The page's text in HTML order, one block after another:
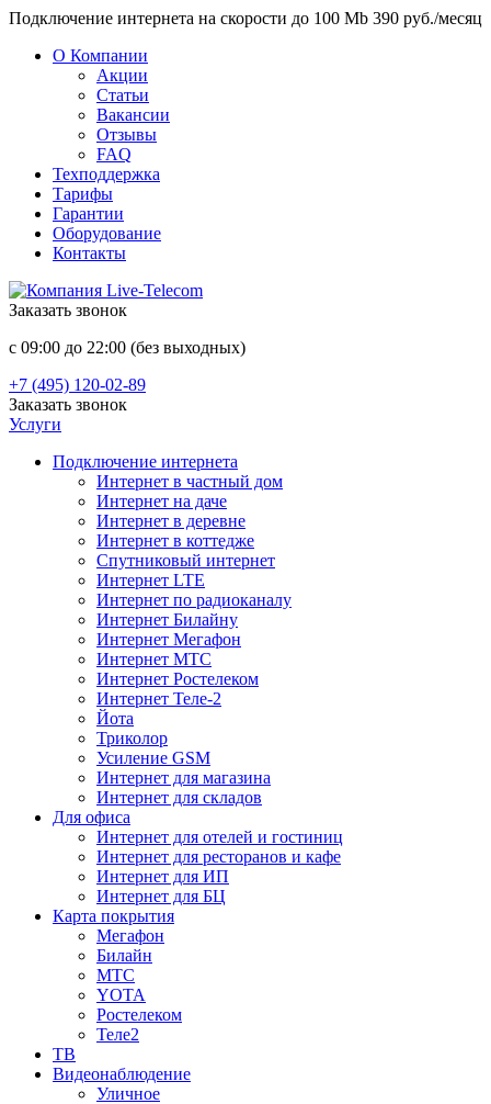
Подключение интернета на скорости до 100 Mb 390 руб./месяц
О Компании
Акции
Статьи
Вакансии
Отзывы
FAQ
Техподдержка
Тарифы
Гарантии
Оборудование
Контакты
Заказать звонок
с 09:00 до 22:00 (без выходных)
+7 (495) 120-02-89
Заказать звонок
Услуги
Подключение интернета
Интернет в частный дом
Интернет на даче
Интернет в деревне
Интернет в коттедже
Спутниковый интернет
Интернет LTE
Интернет по радиоканалу
Интернет Билайну
Интернет Мегафон
Интернет МТС
Интернет Ростелеком
Интернет Теле-2
Йота
Триколор
Усиление GSM
Интернет для магазина
Интернет для складов
Для офиса
Интернет для отелей и гостиниц
Интернет для ресторанов и кафе
Интернет для ИП
Интернет для БЦ
Карта покрытия
Мегафон
Билайн
МТС
YOTA
Ростелеком
Теле2
ТВ
Видеонаблюдение
Уличное